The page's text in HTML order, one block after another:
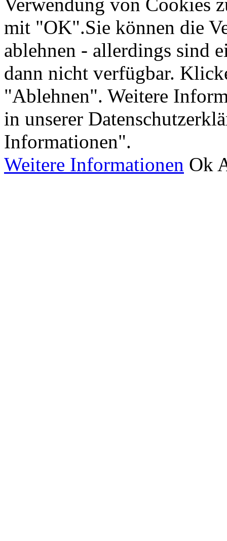
Verwendung von Cookies
mit "OK".Sie können die
ablehnen - allerdings sind
dann nicht verfügbar.
"Ablehnen". Weitere
in unserer
Informationen".
Weitere Informationen Ok